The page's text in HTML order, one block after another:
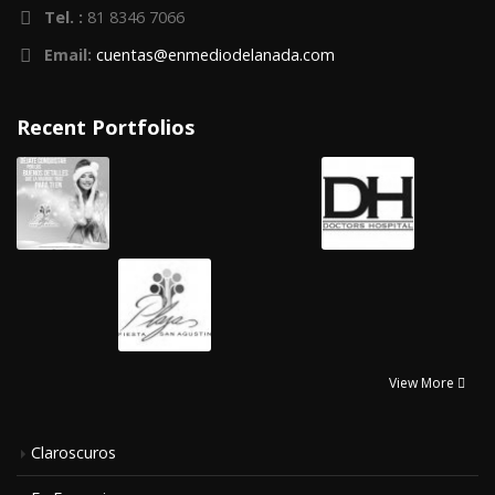
Tel. : 81 8346 7066
Email: cuentas@enmediodelanada.com
Recent Portfolios
View More
Claroscuros